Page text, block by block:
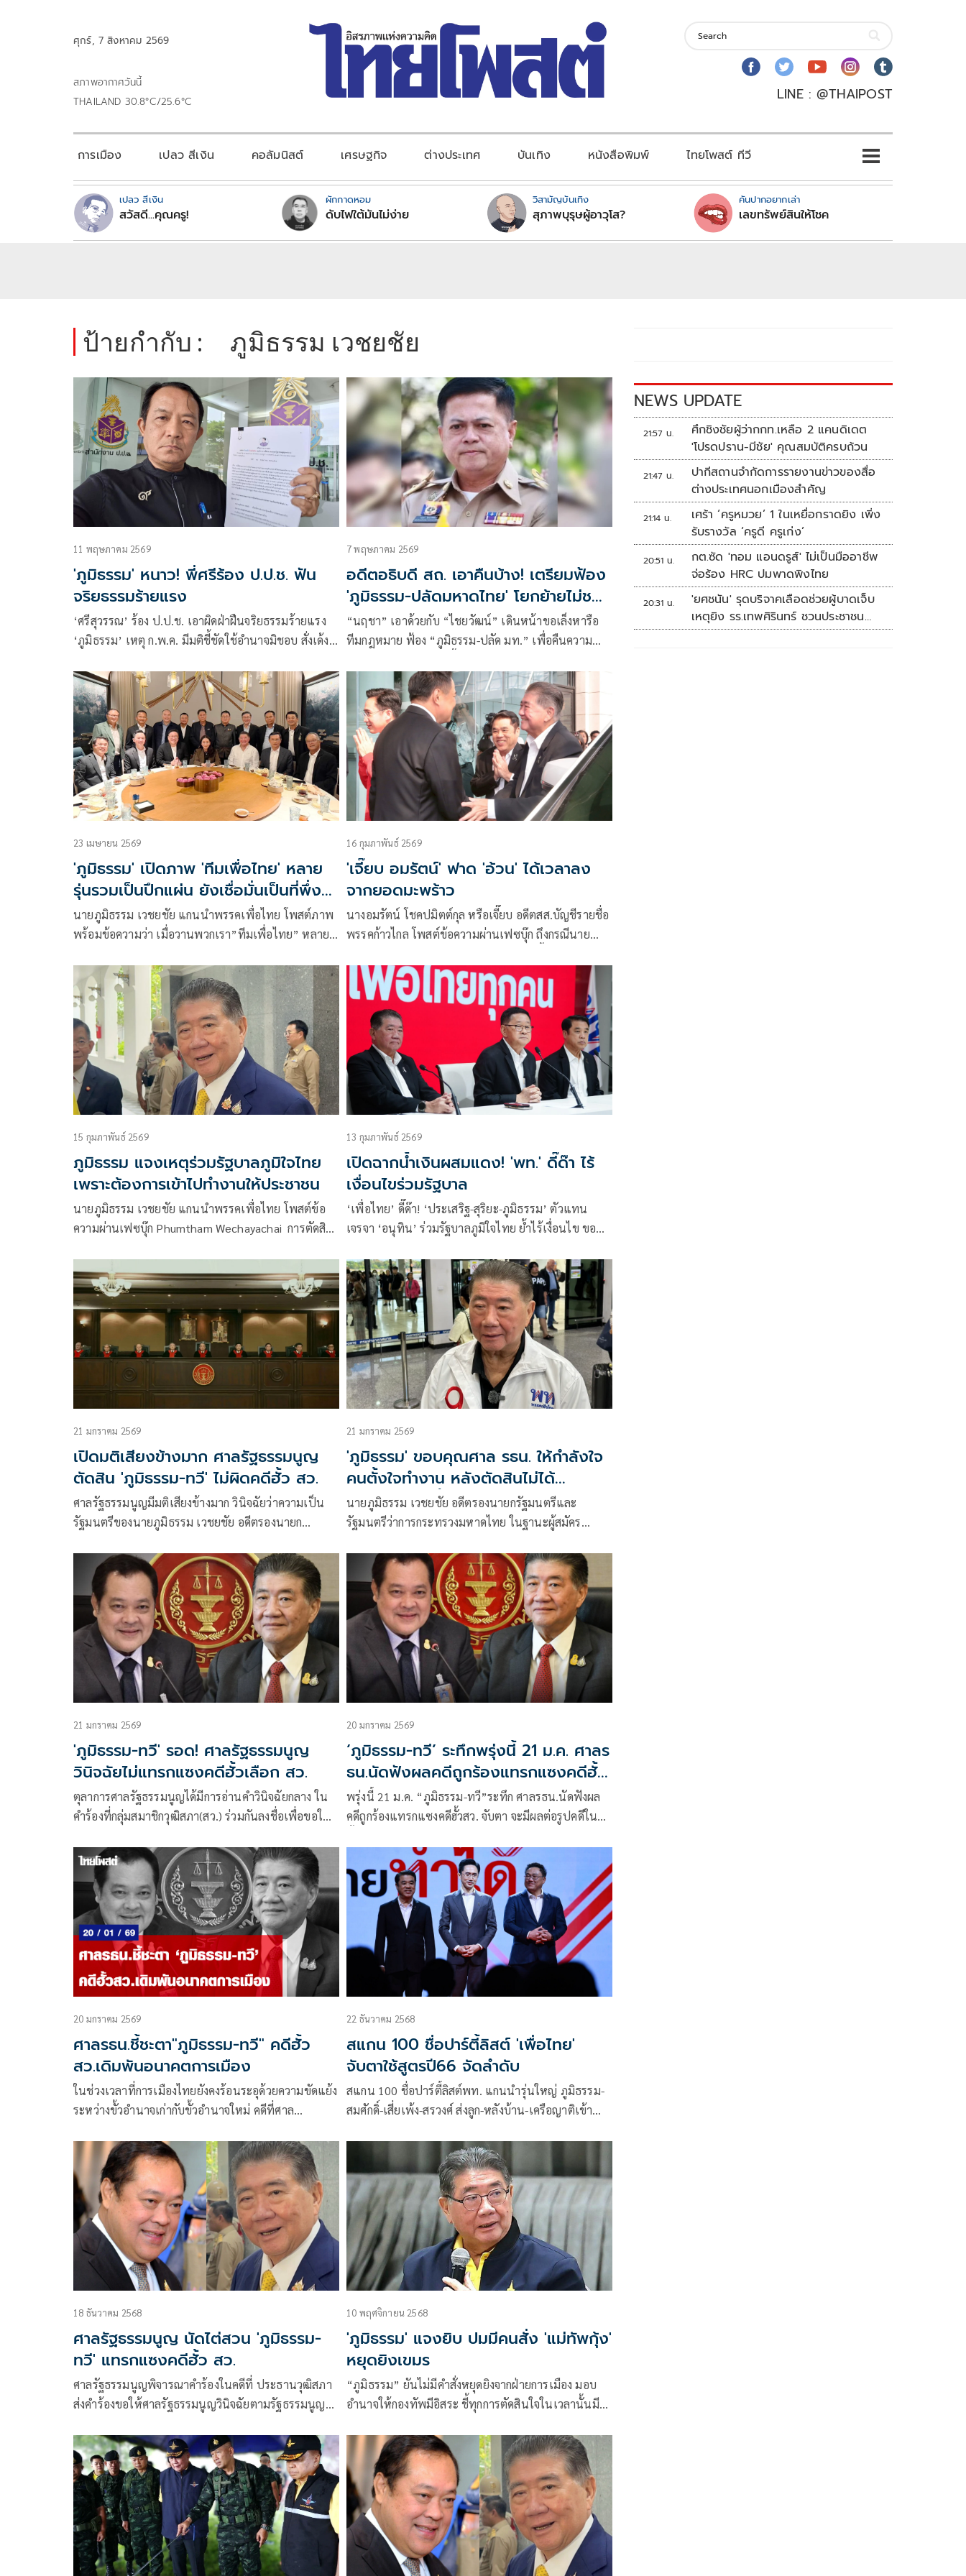
ศุกร์, 7 สิงหาคม 2569
สภาพอากาศวันนี้
THAILAND 30.8°C/25.6°C
LINE : @THAIPOST
การเมือง เปลว สีเงิน คอลัมนิสต์ เศรษฐกิจ ต่างประเทศ บันเทิง หนังสือพิมพ์ ไทยโพสต์ ทีวี
เปลว สีเงิน
สวัสดี...คุณครู!
ผักกาดหอม
ดับไฟใต้มันไม่ง่าย
วิสามัญบันเทิง
สุภาพบุรุษผู้อาวุโส?
คันปากอยากเล่า
เลขทรัพย์สินให้โชค
ป้ายกำกับ : ภูมิธรรม เวชยชัย
11 พฤษภาคม 2569
'ภูมิธรรม' หนาว! พี่ศรีร้อง ป.ป.ช. ฟัน
จริยธรรมร้ายแรง
‘ศรีสุวรรณ’ ร้อง ป.ป.ช. เอาผิดฝ่าฝืนจริยธรรมร้ายแรง
‘ภูมิธรรม’ เหตุ ก.พ.ค. มีมติชี้ชัดใช้อำนาจมิชอบ สั่งเด้ง
7 พฤษภาคม 2569
อดีตอธิบดี สถ. เอาคืนบ้าง! เตรียมฟ้อง
'ภูมิธรรม-ปลัดมหาดไทย' โยกย้ายไม่ชอบ
กฎหมาย
“นฤชา” เอาด้วยกับ “ไชยวัฒน์” เดินหน้าขอเล็งหารือ
ทีมกฎหมาย ฟ้อง “ภูมิธรรม-ปลัด มท.” เพื่อคืนความ
เป็นบรรทัดฐานให้ข้าราชการผู้ไม่ปฏิบัติตามระเบียบ
กฎหมายต้องพึงสังวร
23 เมษายน 2569
'ภูมิธรรม' เปิดภาพ 'ทีมเพื่อไทย' หลาย
รุ่นรวมเป็นปึกแผ่น ยังเชื่อมั่นเป็นที่พึ่ง
ของประชาชน
นายภูมิธรรม เวชยชัย แกนนำพรรคเพื่อไทย โพสต์ภาพ
พร้อมข้อความว่า เมื่อวานพวกเรา​”ทีมเพื่อไทย” หลาย
16 กุมภาพันธ์ 2569
'เจี๊ยบ อมรัตน์' ฟาด 'อ้วน' ได้เวลาลง
จากยอดมะพร้าว
นางอมรัตน์ โชคปมิตต์กุล หรือเจี๊ยบ อดีตสส.บัญชีรายชื่อ
พรรคก้าวไกล โพสต์ข้อความผ่านเฟซบุ๊ก ถึงกรณีนาย
เพื่อไทยเข้าร่วมรัฐบาล
15 กุมภาพันธ์ 2569
ภูมิธรรม แจงเหตุร่วมรัฐบาลภูมิใจไทย
เพราะต้องการเข้าไปทำงานให้ประชาชน
นายภูมิธรรม เวชยชัย แกนนำพรรคเพื่อไทย โพสต์ข้อ
ความผ่านเฟซบุ๊ก Phumtham Wechayachai การตัดสิน
13 กุมภาพันธ์ 2569
เปิดฉากน้ำเงินผสมแดง! 'พท.' ดี๊ด๊า ไร้
เงื่อนไขร่วมรัฐบาล
‘เพื่อไทย’ ดี๊ด๊า! ‘ประเสริฐ-สุริยะ-ภูมิธรรม’ ตัวแทน
เจรจา ‘อนุทิน’ ร่วมรัฐบาลภูมิใจไทย ย้ำไร้เงื่อนไข ขอฟัง
21 มกราคม 2569
เปิดมติเสียงข้างมาก ศาลรัฐธรรมนูญ
ตัดสิน 'ภูมิธรรม-ทวี' ไม่ผิดคดีฮั้ว สว.
ศาลรัฐธรรมนูญมีมติเสียงข้างมาก วินิจฉัยว่าความเป็น
รัฐมนตรีของนายภูมิธรรม เวชยชัย อดีตรองนายก
รัฐมนตรีว่าการกระทรวงยุติธรรมไม่สิ้นสุดลงตาม
รัฐธรรมนูญมาตรา170 วรรคหนึ่ง(4)ประกอบมาตรา 160
(4 )และ(5)จากกรณีถูกร้องว่าใช้กรมสอบสวนคดีพิเศษ
เป็นเครื่องมือแทรกแซงกระบวนการ ตรวจสอบการเลือก
สมาชิกวุฒิสภา ซึ่งเป็นอำนาจของกกต.จึงถือว่าทั้งสองไม่มี
ความซื่อสัตย์สุจริตเป็นที่ประจักษ์และมีพฤติกรรม
เป็นการฝ่าฝืนหรือไม่ปฏิบัติตามมาตรฐานจริยธรรม
21 มกราคม 2569
'ภูมิธรรม' ขอบคุณศาล รธน. ให้กำลังใจ
คนตั้งใจทำงาน หลังตัดสินไม่ได้
แทรกแซงคดีฮั้ว สว.
นายภูมิธรรม เวชยชัย อดีตรองนายกรัฐมนตรีและ
รัฐมนตรีว่าการกระทรวงมหาดไทย ในฐานะผู้สมัคร
รัฐธรรมนูญอ่านคำวินิจฉัย ว่านายภูมิธรรม และ
พ.ต.อ.ทวี สอดส่อง อดีตรัฐมนตรีว่าการกระทรวงยุติธรรม
ไม่ได้ใช้อำนาจแทรกแซงคดีฮั้ว สว.
21 มกราคม 2569
'ภูมิธรรม-ทวี' รอด! ศาลรัฐธรรมนูญ
วินิจฉัยไม่แทรกแซงคดีฮั้วเลือก สว.
ตุลาการศาลรัฐธรรมนูญได้มีการอ่านคำวินิจฉัยกลาง ใน
คำร้องที่กลุ่มสมาชิกวุฒิสภา(สว.) ร่วมกันลงชื่อเพื่อขอให้
วรรคสาม ประกอบมาตรา 82 ว่า ความเป็นรัฐมนตรีของ
นายภูมิธรรม เวชยชัย รองนายกรัฐมนตรีและ
รมว.กลาโหม (ในขณะนั้น) และพ.ต.อ.ทวี สอดส่อง
รมว.ยุติธรรม (ในขณะนั้น) สิ้นสุดลงเฉพาะตัวตาม
รัฐธรรมนูญ มาตรา 170 วรรคหนึ่ง (4) ประกอบมาตรา
160 (4) และ (5) หรือไม่
20 มกราคม 2569
‘ภูมิธรรม-ทวี’ ระทึกพรุ่งนี้ 21 ม.ค. ศาลร
ธน.นัดฟังผลคดีถูกร้องแทรกแซงคดีฮั้ว
สว.
พรุ่งนี้ 21 ม.ค. “ภูมิธรรม-ทวี”ระทึก ศาลรธน.นัดฟังผล
คดีถูกร้องแทรกแซงคดีฮั้วสว. จับตา จะมีผลต่อรูปคดีใน
20 มกราคม 2569
ศาลรธน.ชี้ชะตา"ภูมิธรรม-ทวี" คดีฮั้ว
สว.เดิมพันอนาคตการเมือง
ในช่วงเวลาที่การเมืองไทยยังคงร้อนระอุด้วยความขัดแย้ง
ระหว่างขั้วอำนาจเก่ากับขั้วอำนาจใหม่ คดีที่ศาล
ม.ค.2569 นี้ ถือเป็นจุดสำคัญที่อาจส่งผลกระทบต่อ
เสถียรภาพทางการเมือง และความเชื่อมั่นในระบบตรวจ
สอบการเลือกตั้งสมาชิกวุฒิสภา (สว.) ชุดปัจจุบัน
22 ธันวาคม 2568
สแกน 100 ชื่อปาร์ตี้ลิสต์ 'เพื่อไทย'
จับตาใช้สูตรปี66 จัดลำดับ
สแกน 100 ชื่อปาร์ตี้ลิสต์พท. แกนนำรุ่นใหญ่ ภูมิธรรม-
สมศักดิ์-เสี่ยเพ้ง-สรวงศ์ ส่งลูก-หลังบ้าน-เครือญาติเข้า
อาจใช้สูตรเดิม เอาตัวเต็งรมต.ไว้ท้าย ลดแรงกระเพื่อม
18 ธันวาคม 2568
ศาลรัฐธรรมนูญ นัดไต่สวน 'ภูมิธรรม-
ทวี' แทรกแซงคดีฮั้ว สว.
ศาลรัฐธรรมนูญพิจารณาคำร้องในคดีที่ ประธานวุฒิสภา
ส่งคำร้องขอให้ศาลรัฐธรรมนูญวินิจฉัยตามรัฐธรรมนูญ
รัฐมนตรีของนายภูมิธรรม เวชยชัย รองนายกรัฐมนตรี
และรัฐมนตรีว่าการกระทรวงกลาโหม
10 พฤศจิกายน 2568
'ภูมิธรรม' แจงยิบ ปมมีคนสั่ง 'แม่ทัพกุ้ง'
หยุดยิงเขมร
“ภูมิธรรม” ยันไม่มีคำสั่งหยุดยิงจากฝ่ายการเมือง มอบ
อำนาจให้กองทัพมีอิสระ ชี้ทุกการตัดสินใจในเวลานั้นมี
รุนแรง ลดความสูญเสียของกำลังพล-ประชาชนตามแนว
ชายแดน
NEWS UPDATE
21:57 น.
ศึกชิงชัยผู้ว่ากกท.เหลือ 2 แคนดิเดต
'โปรดปราน-มีชัย' คุณสมบัติครบถ้วน
21:47 น.
ปากีสถานจำกัดการรายงานข่าวของสื่อ
ต่างประเทศนอกเมืองสำคัญ
21:14 น.
เศร้า ‘ครูหมวย’ 1 ในเหยื่อกราดยิง เพิ่ง
รับรางวัล ‘ครูดี ครูเก่ง’
20:51 น.
กต.ซัด 'ทอม แอนดรูส์' ไม่เป็นมืออาชีพ
จ่อร้อง HRC ปมพาดพิงไทย
20:31 น.
'ยศชนัน' รุดบริจาคเลือดช่วยผู้บาดเจ็บ
เหตุยิง รร.เทพศิรินทร์ ชวนประชาชน
ร่วมบริจาค